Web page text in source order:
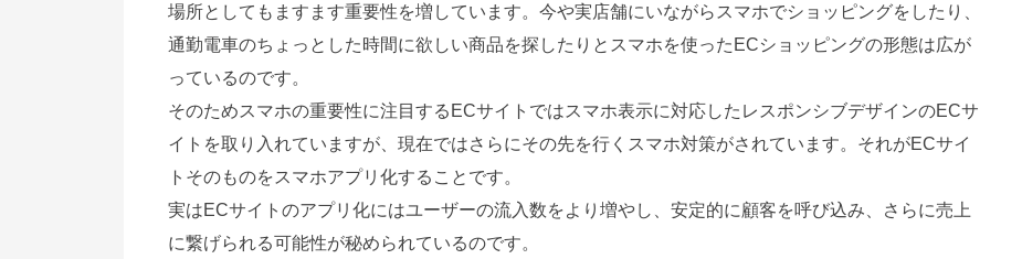
場所としてもますます重要性を増しています。今や実店舗にいながらスマホでショッピングをしたり、
通勤電車のちょっとした時間に欲しい商品を探したりとスマホを使ったECショッピングの形態は広が
っているのです。
そのためスマホの重要性に注目するECサイトではスマホ表示に対応したレスポンシブデザインのECサ
イトを取り入れていますが、現在ではさらにその先を行くスマホ対策がされています。それがECサイ
トそのものをスマホアプリ化することです。
実はECサイトのアプリ化にはユーザーの流入数をより増やし、安定的に顧客を呼び込み、さらに売上
に繋げられる可能性が秘められているのです。